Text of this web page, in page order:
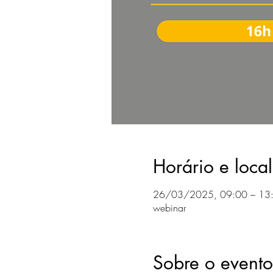
Horário e local
26/03/2025, 09:00 –
webinar
Sobre o evento